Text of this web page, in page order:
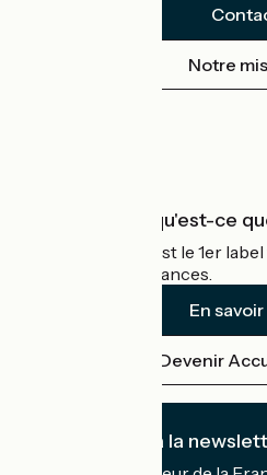
Notre
Accueil Vélo qu'est-ce
Accueil Vélo c'est le 1er
cyclistes en vacances.
En
Devenir
Je m'abonne à la